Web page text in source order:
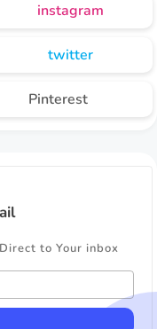
instagram
twitter
Pinterest
to Your inbox